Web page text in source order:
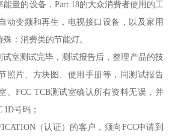
量的设备，Part 18的大众消费者使用的工
动变频和再生，电视接口设备，以及家用
：消费类的节能灯。
试室测试完毕，测试报告后，整理产品的技
照片、方块图、使用手册等，同测试报告
。FCC TCB测试室确认所有资料无误，并
ID号码；
（认证）的客户，须向FCC申请到